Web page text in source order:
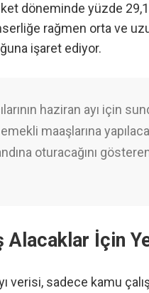
döneminde yüzde
rağmen orta ve
işaret ediyor.
haziran ayı için
maaşlarına
oturacağını
Alacaklar İçin
verisi, sadece kamu